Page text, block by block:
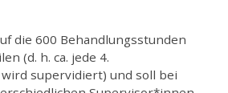
die 600 Behandlungsstunden
(d. h. ca. jede 4.
supervidiert) und soll bei